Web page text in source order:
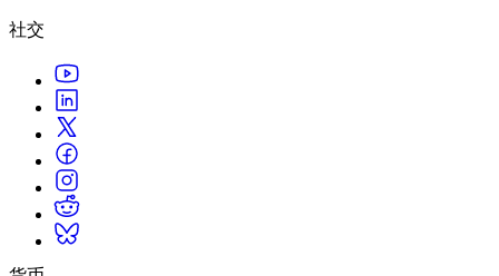
探索 Unity 支持的超过 25 个平台
常态化运营
游戏上线后的数据洞察与常态化运营
Grow
用户获取
被发现并获取移动用户
实现运营卓越
零售
将店内体验转化为在线体验
汽车
提升创新能力和车内体验
查看所有行业
技术术语库
案例分析
真实成功案例
最佳实践指南
专家提示和技巧
演示
直播活动
Unity奖项
庆祝全球的Unity创作者
你是Unity 新手？开始您的旅程
使用指南
可操作的技巧和最佳实践
教育
对于学生
开启您的职业生涯
社交